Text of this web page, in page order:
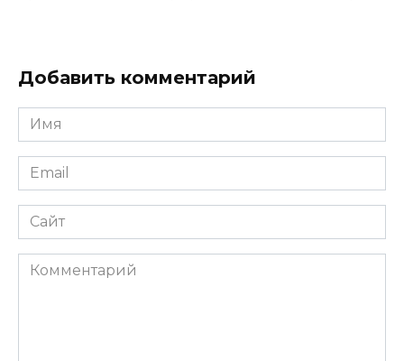
Добавить комментарий
Имя
*
Email
*
Сайт
Комментарий